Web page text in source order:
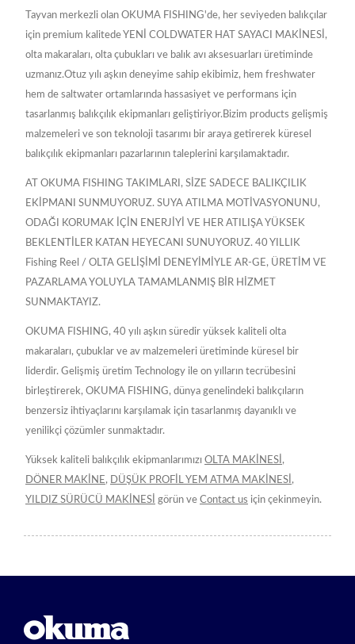
Tayvan merkezli olan OKUMA FISHING'de, her seviyeden balıkçılar
için premium kalitede YENİ COLDWATER HAT SAYACI MAKİNESİ,
olta makaraları, olta çubukları ve balık avı aksesuarları üretiminde
uzmanız.Otuz yılı aşkın deneyime sahip ekibimiz, hem freshwater
hem de saltwater ortamlarında hassasiyet ve performans için
tasarlanmış balıkçılık ekipmanları geliştiriyor.Bizim products gelişmiş
malzemeleri ve son teknoloji tasarımı bir araya getirerek küresel
balıkçılık ekipmanları pazarlarının taleplerini karşılamaktadır.
AT OKUMA FISHING TAKIMLARI, SİZE SADECE BALIKÇILIK
EKİPMANI SUNMUYORUZ. SUYA ATILMA MOTİVASYONUNU,
ODAĞI KORUMAK İÇİN ENERJİYİ VE HER ATILIŞA YÜKSEK
BEKLENTİLER KATAN HEYECANI SUNUYORUZ. 40 YILLIK
Fishing Reel / OLTA GELİŞİMİ DENEYİMİYLE AR-GE, ÜRETİM VE
PAZARLAMA YOLUYLA TAMAMLANMIŞ BİR HİZMET
SUNMAKTAYIZ.
OKUMA FISHING, 40 yılı aşkın süredir yüksek kaliteli olta
makaraları, çubuklar ve av malzemeleri üretiminde küresel bir
liderdir. Gelişmiş üretim Technology ile on yılların tecrübesini
birleştirerek, OKUMA FISHING, dünya genelindeki balıkçıların
benzersiz ihtiyaçlarını karşılamak için tasarlanmış dayanıklı ve
yenilikçi çözümler sunmaktadır.
Yüksek kaliteli balıkçılık ekipmanlarımızı OLTA MAKİNESİ ,
DÖNER MAKİNE, DÜŞÜK PROFİL YEM ATMA MAKİNESİ ,
YILDIZ SÜRÜCÜ MAKİNESİ görün ve Contact us için çekinmeyin.